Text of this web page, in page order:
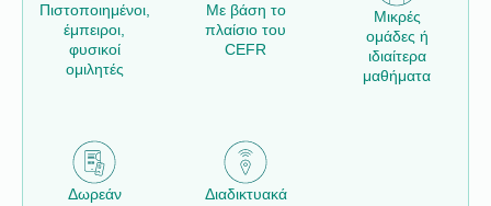
Πιστοποιημένοι,
έμπειροι,
φυσικοί
ομιλητές
Με βάση το
πλαίσιο του
CEFR
Μικρές
ομάδες ή
ιδιαίτερα
μαθήματα
Δωρεάν
Διαδικτυακά